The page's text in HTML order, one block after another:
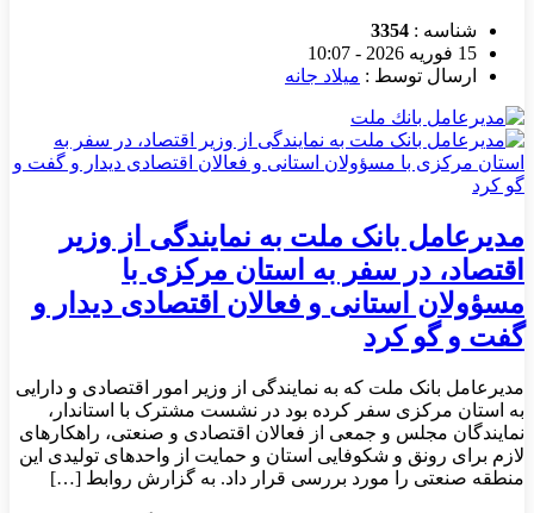
شناسه : 3354
15 فوریه 2026 - 10:07
ارسال توسط : میلاد جانه
مدیرعامل بانک ملت به نمایندگی از وزیر
اقتصاد، در سفر به استان مركزی با
مسؤولان استانی و فعالان اقتصادی دیدار و
گفت و گو كرد
مدیرعامل بانک ملت که به نمایندگی از وزیر امور اقتصادی و دارایی
به استان مرکزی سفر کرده بود در نشست مشترک با استاندار،
نمایندگان مجلس و جمعی از فعالان اقتصادی و صنعتی، راهکارهای
لازم برای رونق و شکوفایی استان و حمایت از واحدهای تولیدی این
منطقه صنعتی را مورد بررسی قرار داد. به گزارش روابط […]